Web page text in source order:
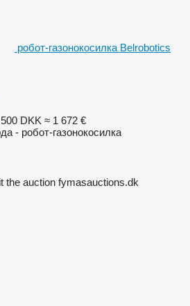
робот-газонокосилка Belrobotics
DKK ≈ 1 672 €
- робот-газонокосилка
the auction fymasauctions.dk